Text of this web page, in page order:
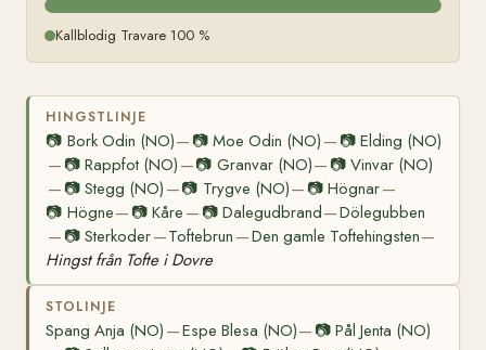
Kallblodig Travare 100 %
HINGSTLINJE
📷 Bork Odin (NO)— 📷Moe Odin (NO) — 📷 Elding (NO)
— 📷Rappfot (NO) —📷 Granvar (NO)— 📷Vinvar (NO)
— 📷Stegg (NO) —📷 Trygve (NO)— 📷Högnar—
📷 Högne— 📷Kåre — 📷 Dalegudbrand—Dölegubben
— 📷Sterkoder—Toftebrun —Den gamle Toftehingsten—
Hingst från Tofte i Dovre
STOLINJE
Spang Anja (NO) —Espe Blesa (NO)— 📷Pål Jenta (NO)